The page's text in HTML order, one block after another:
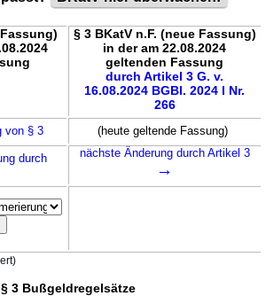
§ 3 BKatV n.F. (neue Fassung)
in der am 22.08.2024
geltenden Fassung
durch Artikel 3 G. v.
16.08.2024 BGBl. 2024 I Nr.
266
von § 3 (heute geltende Fassung)
durch
nächste Änderung durch Artikel 3
→
§ 3 Bußgeldregelsätze